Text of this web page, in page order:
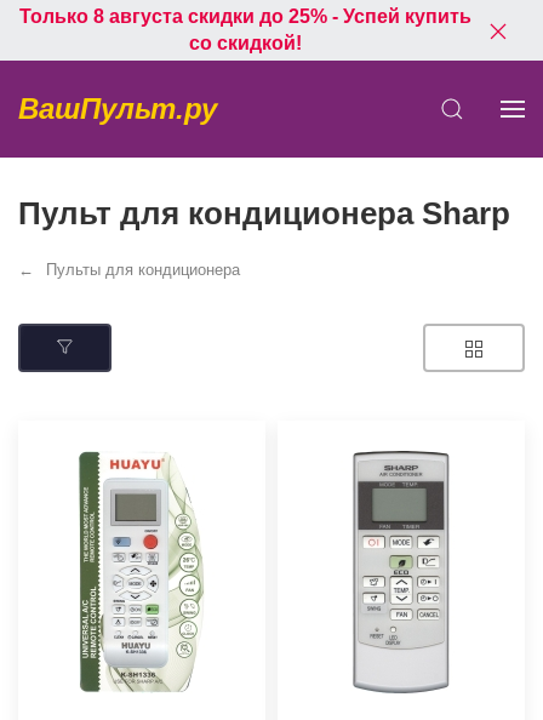
Только 8 августа скидки до 25% - Успей купить
со скидкой!
ВашПульт.ру
Пульт для кондиционера Sharp
Пульты для кондиционера